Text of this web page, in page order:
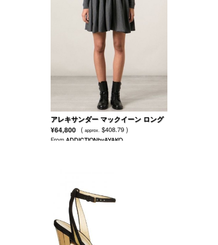
アレキサンダー マックイーン ロング
スリーブのセータードレス
¥64,800 ( approx. $408.79 )
From ADDICTIONbyAYAKO